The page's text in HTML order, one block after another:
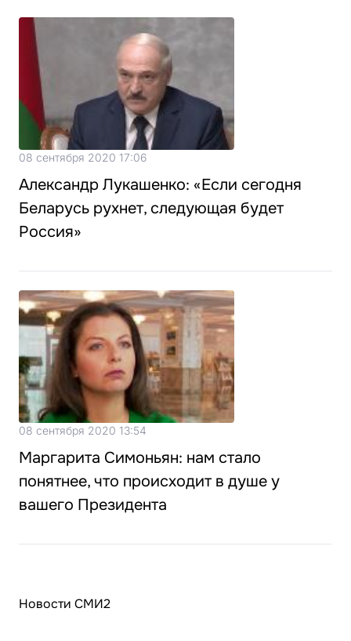
08 сентября 2020 17:06
Александр Лукашенко: «Если сегодня
Беларусь рухнет, следующая будет
Россия»
08 сентября 2020 13:54
Маргарита Симоньян: нам стало
понятнее, что происходит в душе у
вашего Президента
Новости СМИ2